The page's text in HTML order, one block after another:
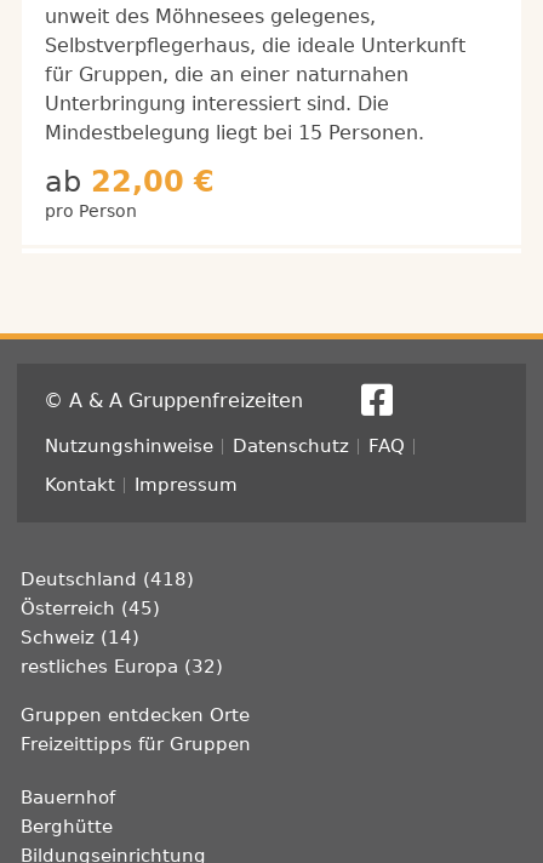
unweit des Möhnesees gelegenes,
Selbstverpflegerhaus, die ideale Unterkunft
für Gruppen, die an einer naturnahen
Unterbringung interessiert sind. Die
Mindestbelegung liegt bei 15 Personen.
ab 22,00 €
pro Person
© A & A Gruppenfreizeiten
Fußzeile
Nutzungshinweise Datenschutz
FAQ
Kontakt
Impressum
Deutschland (418)
Österreich (45)
Schweiz (14)
restliches Europa (32)
Gruppen entdecken Orte
Freizeittipps für Gruppen
Bauernhof
Berghütte
Bildungseinrichtung